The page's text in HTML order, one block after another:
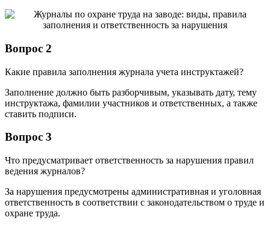
Вопрос 2
Какие правила заполнения журнала учета инструктажей?
Заполнение должно быть разборчивым, указывать дату, тему
инструктажа, фамилии участников и ответственных, а также
ставить подписи.
Вопрос 3
Что предусматривает ответственность за нарушения правил
ведения журналов?
За нарушения предусмотрены административная и уголовная
ответственность в соответствии с законодательством о труде и
охране труда.